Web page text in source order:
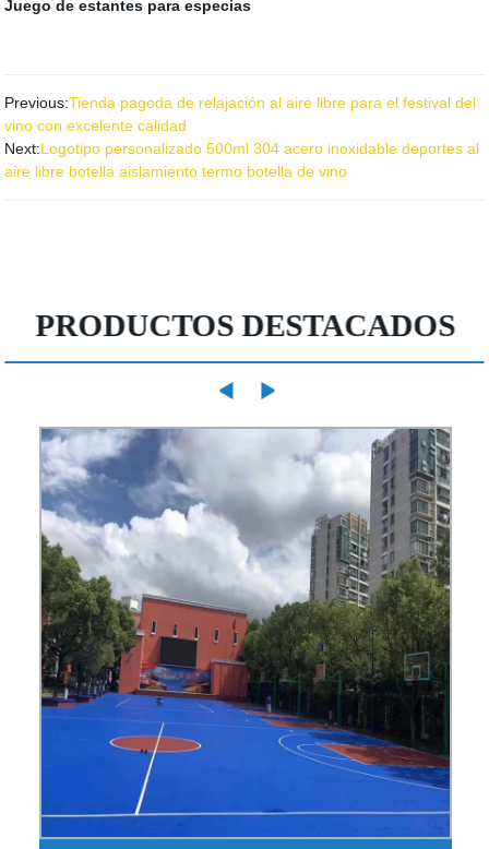
Juego de estantes para especias
Previous:Tienda pagoda de relajación al aire libre para el festival del
vino con excelente calidad
Next:Logotipo personalizado 500ml 304 acero inoxidable deportes al
aire libre botella aislamiento termo botella de vino
PRODUCTOS DESTACADOS